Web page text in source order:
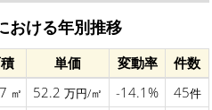
おける年別推移
単価 変動率
件数
㎡ 52.2 万円/㎡ -14.1% 45件